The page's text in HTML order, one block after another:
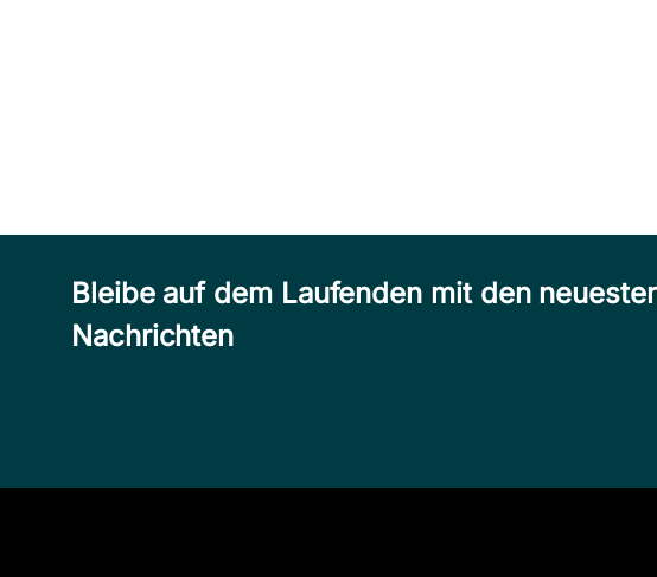
Bleibe auf dem Laufenden mit den
Nachrichten